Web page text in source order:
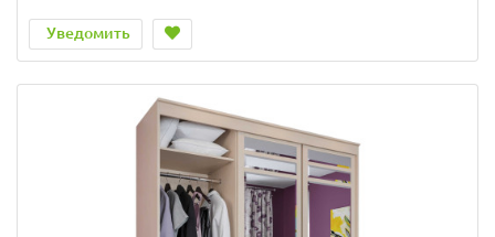
Уведомить